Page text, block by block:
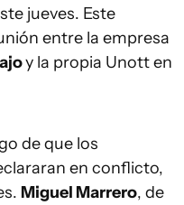
jueves. Este
entre la empresa
y la propia Unott en
de que los
en conflicto,
Miguel Marrero, de